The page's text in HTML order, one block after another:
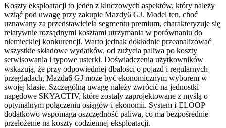
Koszty eksploatacji to jeden z kluczowych aspektów, który należy
wziąć pod uwagę przy zakupie Mazdy6 GJ. Model ten, choć
uznawany za przedstawiciela segmentu premium, charakteryzuje się
relatywnie rozsądnymi kosztami utrzymania w porównaniu do
niemieckiej konkurencji. Warto jednak dokładnie przeanalizować
wszystkie składowe wydatków, od zużycia paliwa po koszty
serwisowania i typowe usterki. Doświadczenia użytkowników
wskazują, że przy odpowiedniej dbałości o pojazd i regularnych
przeglądach, Mazda6 GJ może być ekonomicznym wyborem w
swojej klasie. Szczególną uwagę należy zwrócić na jednostki
napędowe SKYACTIV, które zostały zaprojektowane z myślą o
optymalnym połączeniu osiągów i ekonomii. System i-ELOOP
dodatkowo wspomaga oszczędność paliwa, co ma bezpośrednie
przełożenie na koszty codziennej eksploatacji.